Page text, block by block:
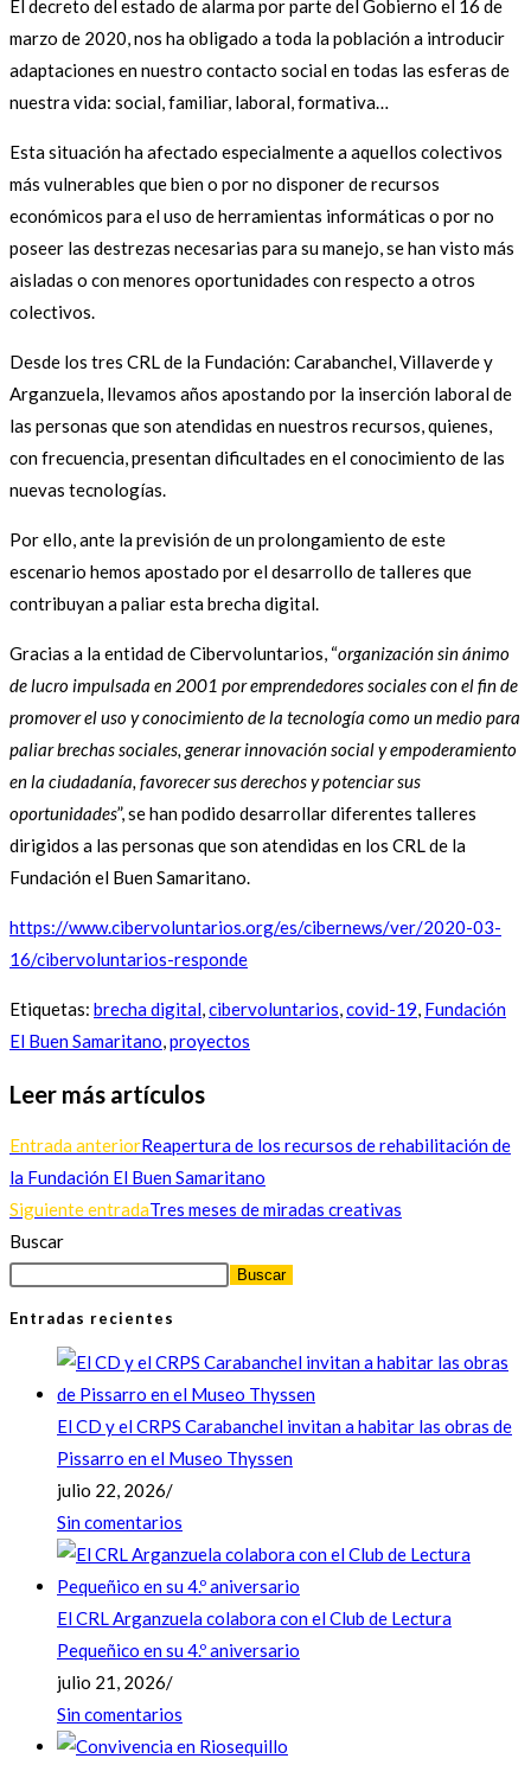
El decreto del estado de alarma por parte del Gobierno el 16 de
marzo de 2020, nos ha obligado a toda la población a introducir
adaptaciones en nuestro contacto social en todas las esferas de
nuestra vida: social, familiar, laboral, formativa…
Esta situación ha afectado especialmente a aquellos colectivos
más vulnerables que bien o por no disponer de recursos
económicos para el uso de herramientas informáticas o por no
poseer las destrezas necesarias para su manejo, se han visto más
aisladas o con menores oportunidades con respecto a otros
colectivos.
Desde los tres CRL de la Fundación: Carabanchel, Villaverde y
Arganzuela, llevamos años apostando por la inserción laboral de
las personas que son atendidas en nuestros recursos, quienes,
con frecuencia, presentan dificultades en el conocimiento de las
nuevas tecnologías.
Por ello, ante la previsión de un prolongamiento de este
escenario hemos apostado por el desarrollo de talleres que
contribuyan a paliar esta brecha digital.
Gracias a la entidad de Cibervoluntarios, “organización sin ánimo
de lucro impulsada en 2001 por emprendedores sociales con el fin de
promover el uso y conocimiento de la tecnología como un medio para
paliar brechas sociales, generar innovación social y empoderamiento
en la ciudadanía, favorecer sus derechos y potenciar sus
oportunidades”, se han podido desarrollar diferentes talleres
dirigidos a las personas que son atendidas en los CRL de la
Fundación el Buen Samaritano.
https://www.cibervoluntarios.org/es/cibernews/ver/2020-03-
16/cibervoluntarios-responde
Etiquetas: brecha digital,cibervoluntarios,covid-19, Fundación
El Buen Samaritano,proyectos
Leer más artículos
Entrada anteriorReapertura de los recursos de rehabilitación de
la Fundación El Buen Samaritano
Siguiente entradaTres meses de miradas creativas
Buscar
Buscar
Entradas recientes
El CD y el CRPS Carabanchel invitan a habitar las obras de
Pissarro en el Museo Thyssen
julio 22, 2026/
Sin comentarios
El CRL Arganzuela colabora con el Club de Lectura
Pequeñico en su 4.º aniversario
julio 21, 2026/
Sin comentarios